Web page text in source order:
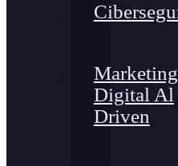
Marketing
Digital Al
Driven